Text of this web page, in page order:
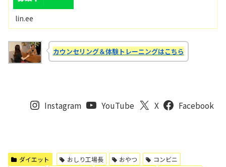
lin.ee
カウンセリング＆体験トレーニングはこちら
Instagram YouTube X Facebook
ダイエット おしり工場長 おやつ
コンビニ